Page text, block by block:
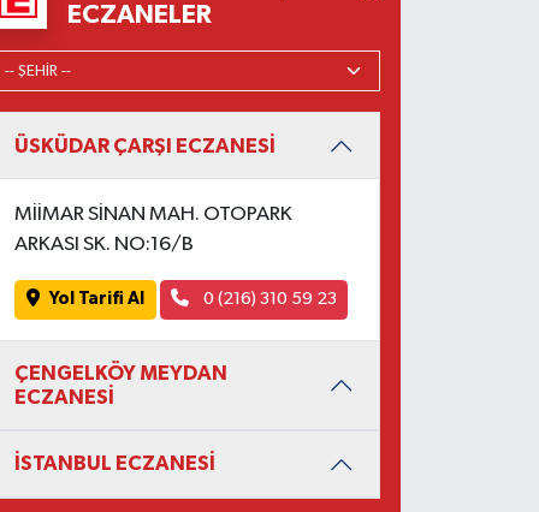
ECZANELER
ÜSKÜDAR ÇARŞI ECZANESİ
MİİMAR SİNAN MAH. OTOPARK
ARKASI SK. NO:16/B
Yol Tarifi Al 0 (216) 310 59 23
ÇENGELKÖY MEYDAN
ECZANESİ
İSTANBUL ECZANESİ